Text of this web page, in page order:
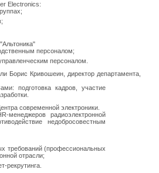
Electronics:
персоналом;
персоналом.
Борис Кривошеин, директор департамента,
подготовка кадров, участие
современной электроники.
менеджеров радиоэлектронной
недобросовестным
требований (профессиональных
отрасли;
рекрутинга.